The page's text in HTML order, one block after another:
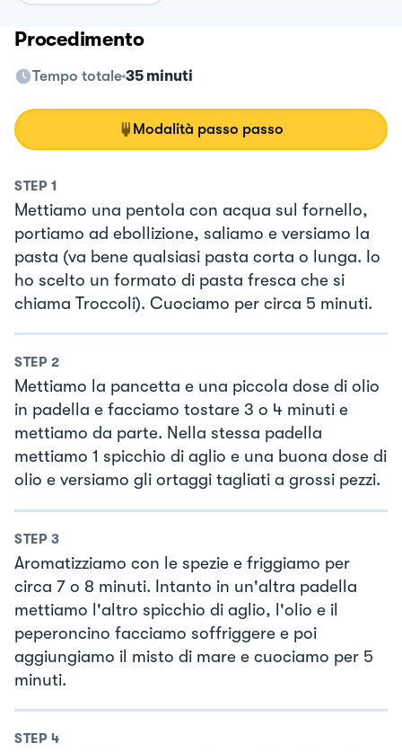
Procedimento
Tempo totale 35 minuti
Modalità passo passo
STEP 1
Mettiamo una pentola con acqua sul fornello,
portiamo ad ebollizione, saliamo e versiamo la
pasta (va bene qualsiasi pasta corta o lunga. Io
ho scelto un formato di pasta fresca che si
chiama Troccoli). Cuociamo per circa 5 minuti.
STEP 2
Mettiamo la pancetta e una piccola dose di olio
in padella e facciamo tostare 3 o 4 minuti e
mettiamo da parte. Nella stessa padella
mettiamo 1 spicchio di aglio e una buona dose di
olio e versiamo gli ortaggi tagliati a grossi pezzi.
STEP 3
Aromatizziamo con le spezie e friggiamo per
circa 7 o 8 minuti. Intanto in un'altra padella
mettiamo l'altro spicchio di aglio, l'olio e il
peperoncino facciamo soffriggere e poi
aggiungiamo il misto di mare e cuociamo per 5
minuti.
STEP 4